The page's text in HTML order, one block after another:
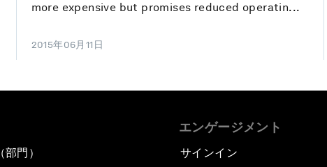
more expensive but promises reduced operatin...
2015年06月11日
門）
エンゲージメント
サインイン